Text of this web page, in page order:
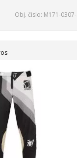
Obj. čislo: M171-0307-38